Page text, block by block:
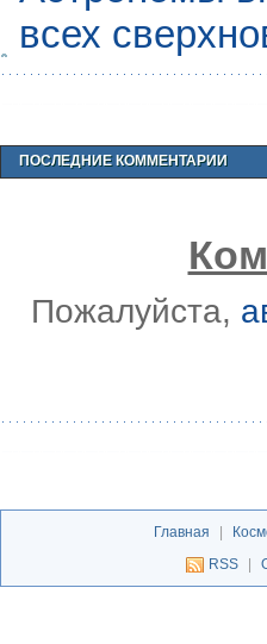
всех
ПОСЛЕДНИЕ КОММЕНТАРИИ
Пожалуйста,
Главная
RSS